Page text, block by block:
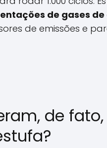
de gases
de emissões e
de